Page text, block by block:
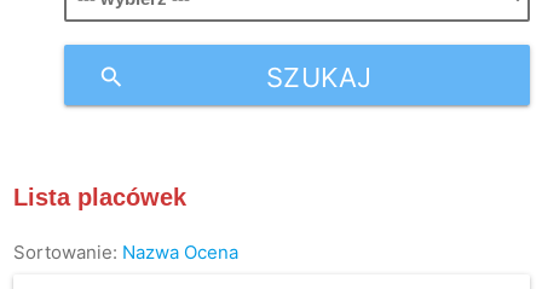
SZUKAJ
search
Lista placówek
Sortowanie: Nazwa Ocena